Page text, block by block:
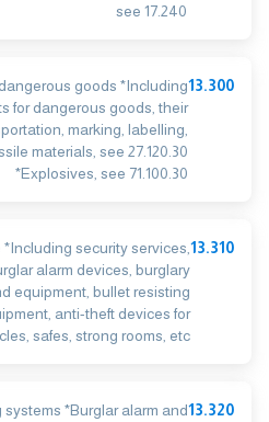
see 17.240
13.300
goods *Including
for dangerous goods, their
marking, labelling,
materials, see 27.120.30
*Explosives, see 71.100.30
13.310
security services,
alarm devices, burglary
equipment, bullet resisting
anti-theft devices for
safes, strong rooms, etc.
13.320
*Burglar alarm and